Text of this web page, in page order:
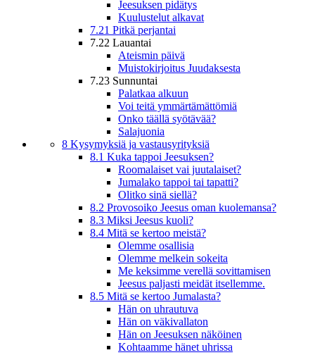
Jeesuksen pidätys
Kuulustelut alkavat
7.21 Pitkä perjantai
7.22 Lauantai
Ateismin päivä
Muistokirjoitus Juudaksesta
7.23 Sunnuntai
Palatkaa alkuun
Voi teitä ymmärtämättömiä
Onko täällä syötävää?
Salajuonia
8 Kysymyksiä ja vastausyrityksiä
8.1 Kuka tappoi Jeesuksen?
Roomalaiset vai juutalaiset?
Jumalako tappoi tai tapatti?
Olitko sinä siellä?
8.2 Provosoiko Jeesus oman kuolemansa?
8.3 Miksi Jeesus kuoli?
8.4 Mitä se kertoo meistä?
Olemme osallisia
Olemme melkein sokeita
Me keksimme verellä sovittamisen
Jeesus paljasti meidät itsellemme.
8.5 Mitä se kertoo Jumalasta?
Hän on uhrautuva
Hän on väkivallaton
Hän on Jeesuksen näköinen
Kohtaamme hänet uhrissa